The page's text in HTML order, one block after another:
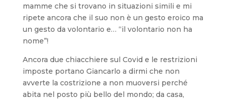
mamme che si trovano in situazioni simili e mi
ripete ancora che il suo non è un gesto eroico ma
un gesto da volontario e… “il volontario non ha
nome”!
Ancora due chiacchiere sul Covid e le restrizioni
imposte portano Giancarlo a dirmi che non
avverte la costrizione a non muoversi perché
abita nel posto più bello del mondo; da casa,